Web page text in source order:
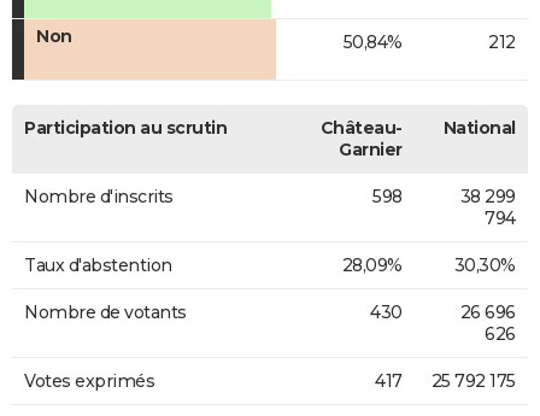
Non 50,84% 212
Participation au scrutin
Château-
Garnier
National
Nombre d'inscrits 598
38 299
794
Taux d'abstention 28,09% 30,30%
Nombre de votants 430
26 696
626
Votes exprimés 417 25 792 175